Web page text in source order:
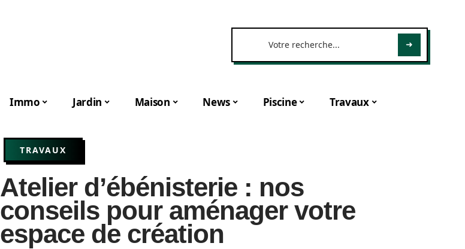
Immo Jardin Maison News Piscine Travaux
TRAVAUX
Atelier d’ébénisterie : nos
conseils pour aménager votre
espace de création